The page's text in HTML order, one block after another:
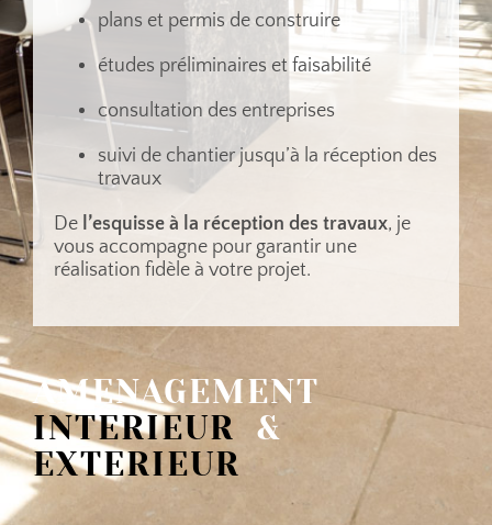
plans et permis de construire
études préliminaires et faisabilité
consultation des entreprises
suivi de chantier jusqu’à la réception des
travaux
De l’esquisse à la réception des travaux, je
vous accompagne pour garantir une
réalisation fidèle à votre projet.
AMENAGEMENT
INTERIEUR &
EXTERIEUR